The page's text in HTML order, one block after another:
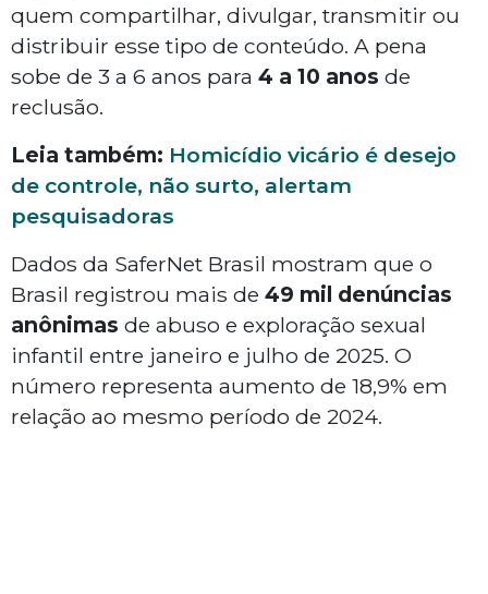
quem compartilhar, divulgar, transmitir ou
distribuir esse tipo de conteúdo. A pena
sobe de 3 a 6 anos para 4 a 10 anos de
reclusão.
Leia também: Homicídio vicário é desejo
de controle, não surto, alertam
pesquisadoras
Dados da SaferNet Brasil mostram que o
Brasil registrou mais de 49 mil denúncias
anônimas de abuso e exploração sexual
infantil entre janeiro e julho de 2025. O
número representa aumento de 18,9% em
relação ao mesmo período de 2024.